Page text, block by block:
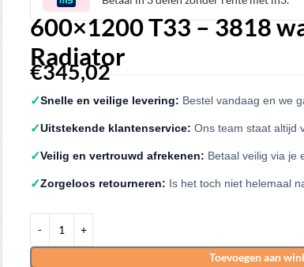
600×1200 T33 – 3818
Radiator
€345,02
✓Snelle en veilige levering: Bestel vandaag en we
✓Uitstekende klantenservice: Ons team staat altijd
✓Veilig en vertrouwd afrekenen: Betaal veilig via je
✓Zorgeloos retourneren: Is het toch niet helemaal
Toevoegen aan